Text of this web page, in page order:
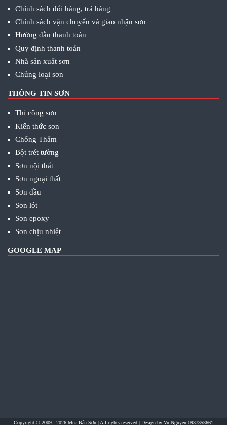
Chính sách đổi hàng, trả hàng
Chính sách vận chuyển và giao nhận sơn
Hướng dẫn thanh toán
Quy định thanh toán
Nhà sản xuất sơn
Chủng loại sơn
THÔNG TIN SƠN
Thi công sơn
Kiến thức sơn
Chống Thấm
Bột trét tường
Sơn nội thất
Sơn ngoại thất
Sơn dầu
Sơn lót
Sơn epoxy
Sơn chịu nhiệt
GOOGLE MAP
Copyright © 2009 - 2026 Mua Bán Sơn | All rights reserved | Design by Vu Nguyen 0937353661